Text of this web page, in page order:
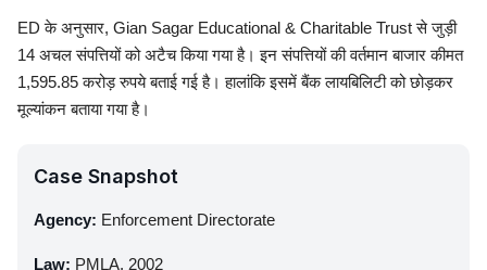
ED के अनुसार, Gian Sagar Educational & Charitable Trust से जुड़ी
14 अचल संपत्तियों को अटैच किया गया है। इन संपत्तियों की वर्तमान बाजार कीमत
1,595.85 करोड़ रुपये बताई गई है। हालांकि इसमें बैंक लायबिलिटी को छोड़कर
मूल्यांकन बताया गया है।
Case Snapshot
Agency: Enforcement Directorate
Law: PMLA, 2002